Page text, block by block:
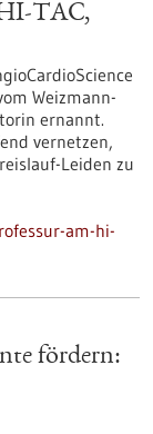
TAC,
Weizmann-
ernannt.
vernetzen,
Leiden zu
am-hi-
fördern: